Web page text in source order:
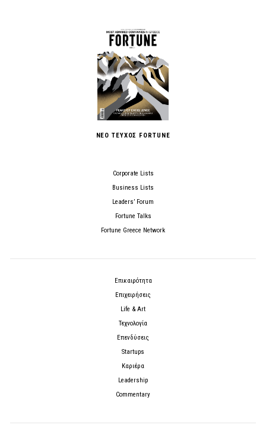
ΝΕΟ ΤΕΥΧΟΣ FORTUNE
Corporate Lists
Business Lists
Leaders’ Forum
Fortune Talks
Fortune Greece Network
Επικαιρότητα
Επιχειρήσεις
Life & Art
Τεχνολογία
Επενδύσεις
Startups
Καριέρα
Leadership
Commentary